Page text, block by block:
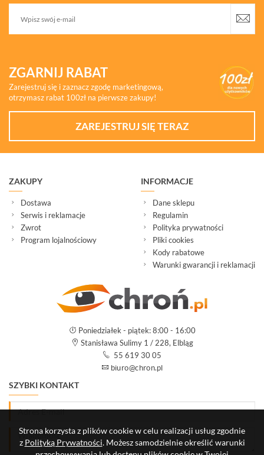
ZGARNIJ RABAT
Zarejestruj się i zaznacz zgodę marketingową,
otrzymasz rabat 100zł na pierwsze zakupy!
ZAREJESTRUJ SIĘ TERAZ
ZAKUPY
Dostawa
Serwis i reklamacje
Zwrot
Program lojalnościowy
INFORMACJE
Dane sklepu
Regulamin
Polityka prywatności
Pliki cookies
Kody rabatowe
Warunki gwarancji i reklamacji
Poniedziałek - piątek: 8:00 - 16:00
Stanisława Sulimy 1 / 228, Elbląg
55 619 30 05
SZYBKI KONTAKT
Strona korzysta z plików cookie w celu realizacji usług zgodnie
z Polityką Prywatności. Możesz samodzielnie określić warunki